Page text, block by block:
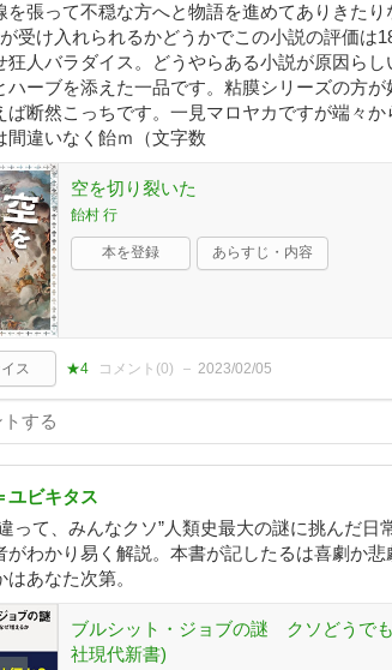
を張って不穏な方へと物語を進めてありきた
受け入れられるかどうかでこの小説の評価は
狂人バラダイス。どうやらある小説が原因ら
ハーブを添えた一品です。粘膜シリーズの方
ば断然こっちです。一見マロヤカですが端々
間違いなく飴ｍ（文字数
空を切り裂いた
飴村 行
本を登録 あらすじ・内容
ス ★4 コメント(0) 2023/02/05
ユビキタス
って、みんなクソ”人類史最大の謎に挑んだ日
がわかり易く解説。本書が記したるは喜劇か
はあなた次第。
ブルシット・ジョブの謎 クソどうで
社現代新書)